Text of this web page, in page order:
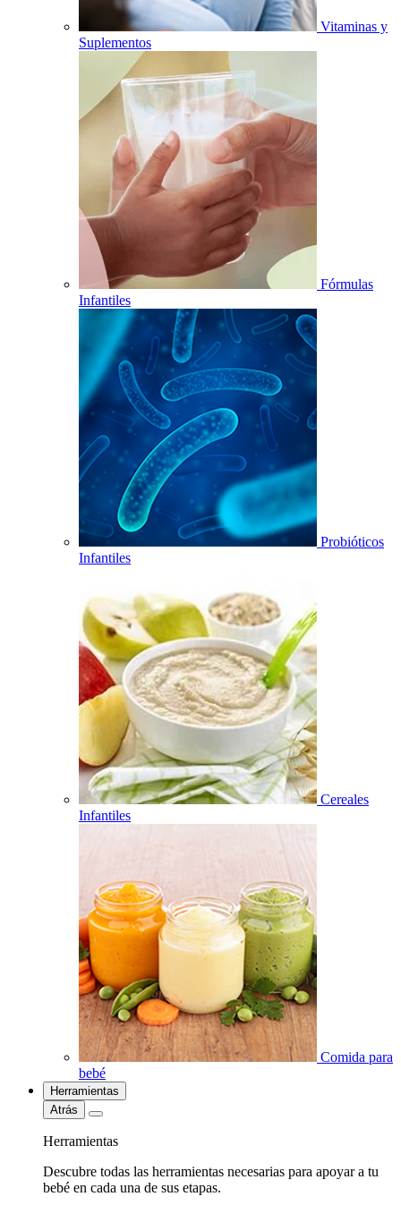
Vitaminas y
Suplementos
Fórmulas
Infantiles
Probióticos
Infantiles
Cereales
Infantiles
Comida para
bebé
Herramientas
Atrás
Herramientas
Descubre todas las herramientas necesarias para apoyar a tu
bebé en cada una de sus etapas.